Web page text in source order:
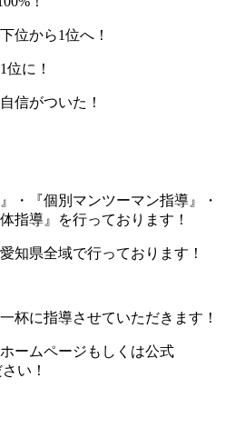
位から1位へ！
位に！
信がついた！
・『個別マンツーマン指導』・
指導』を行っております！
知県全域で行っております！
杯に指導させていただきます！
ームページもしくは公式
い！